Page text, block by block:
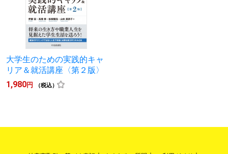
大学生のための実践的キャ
リア＆就活講座〈第２版〉
1,980円 （税込）